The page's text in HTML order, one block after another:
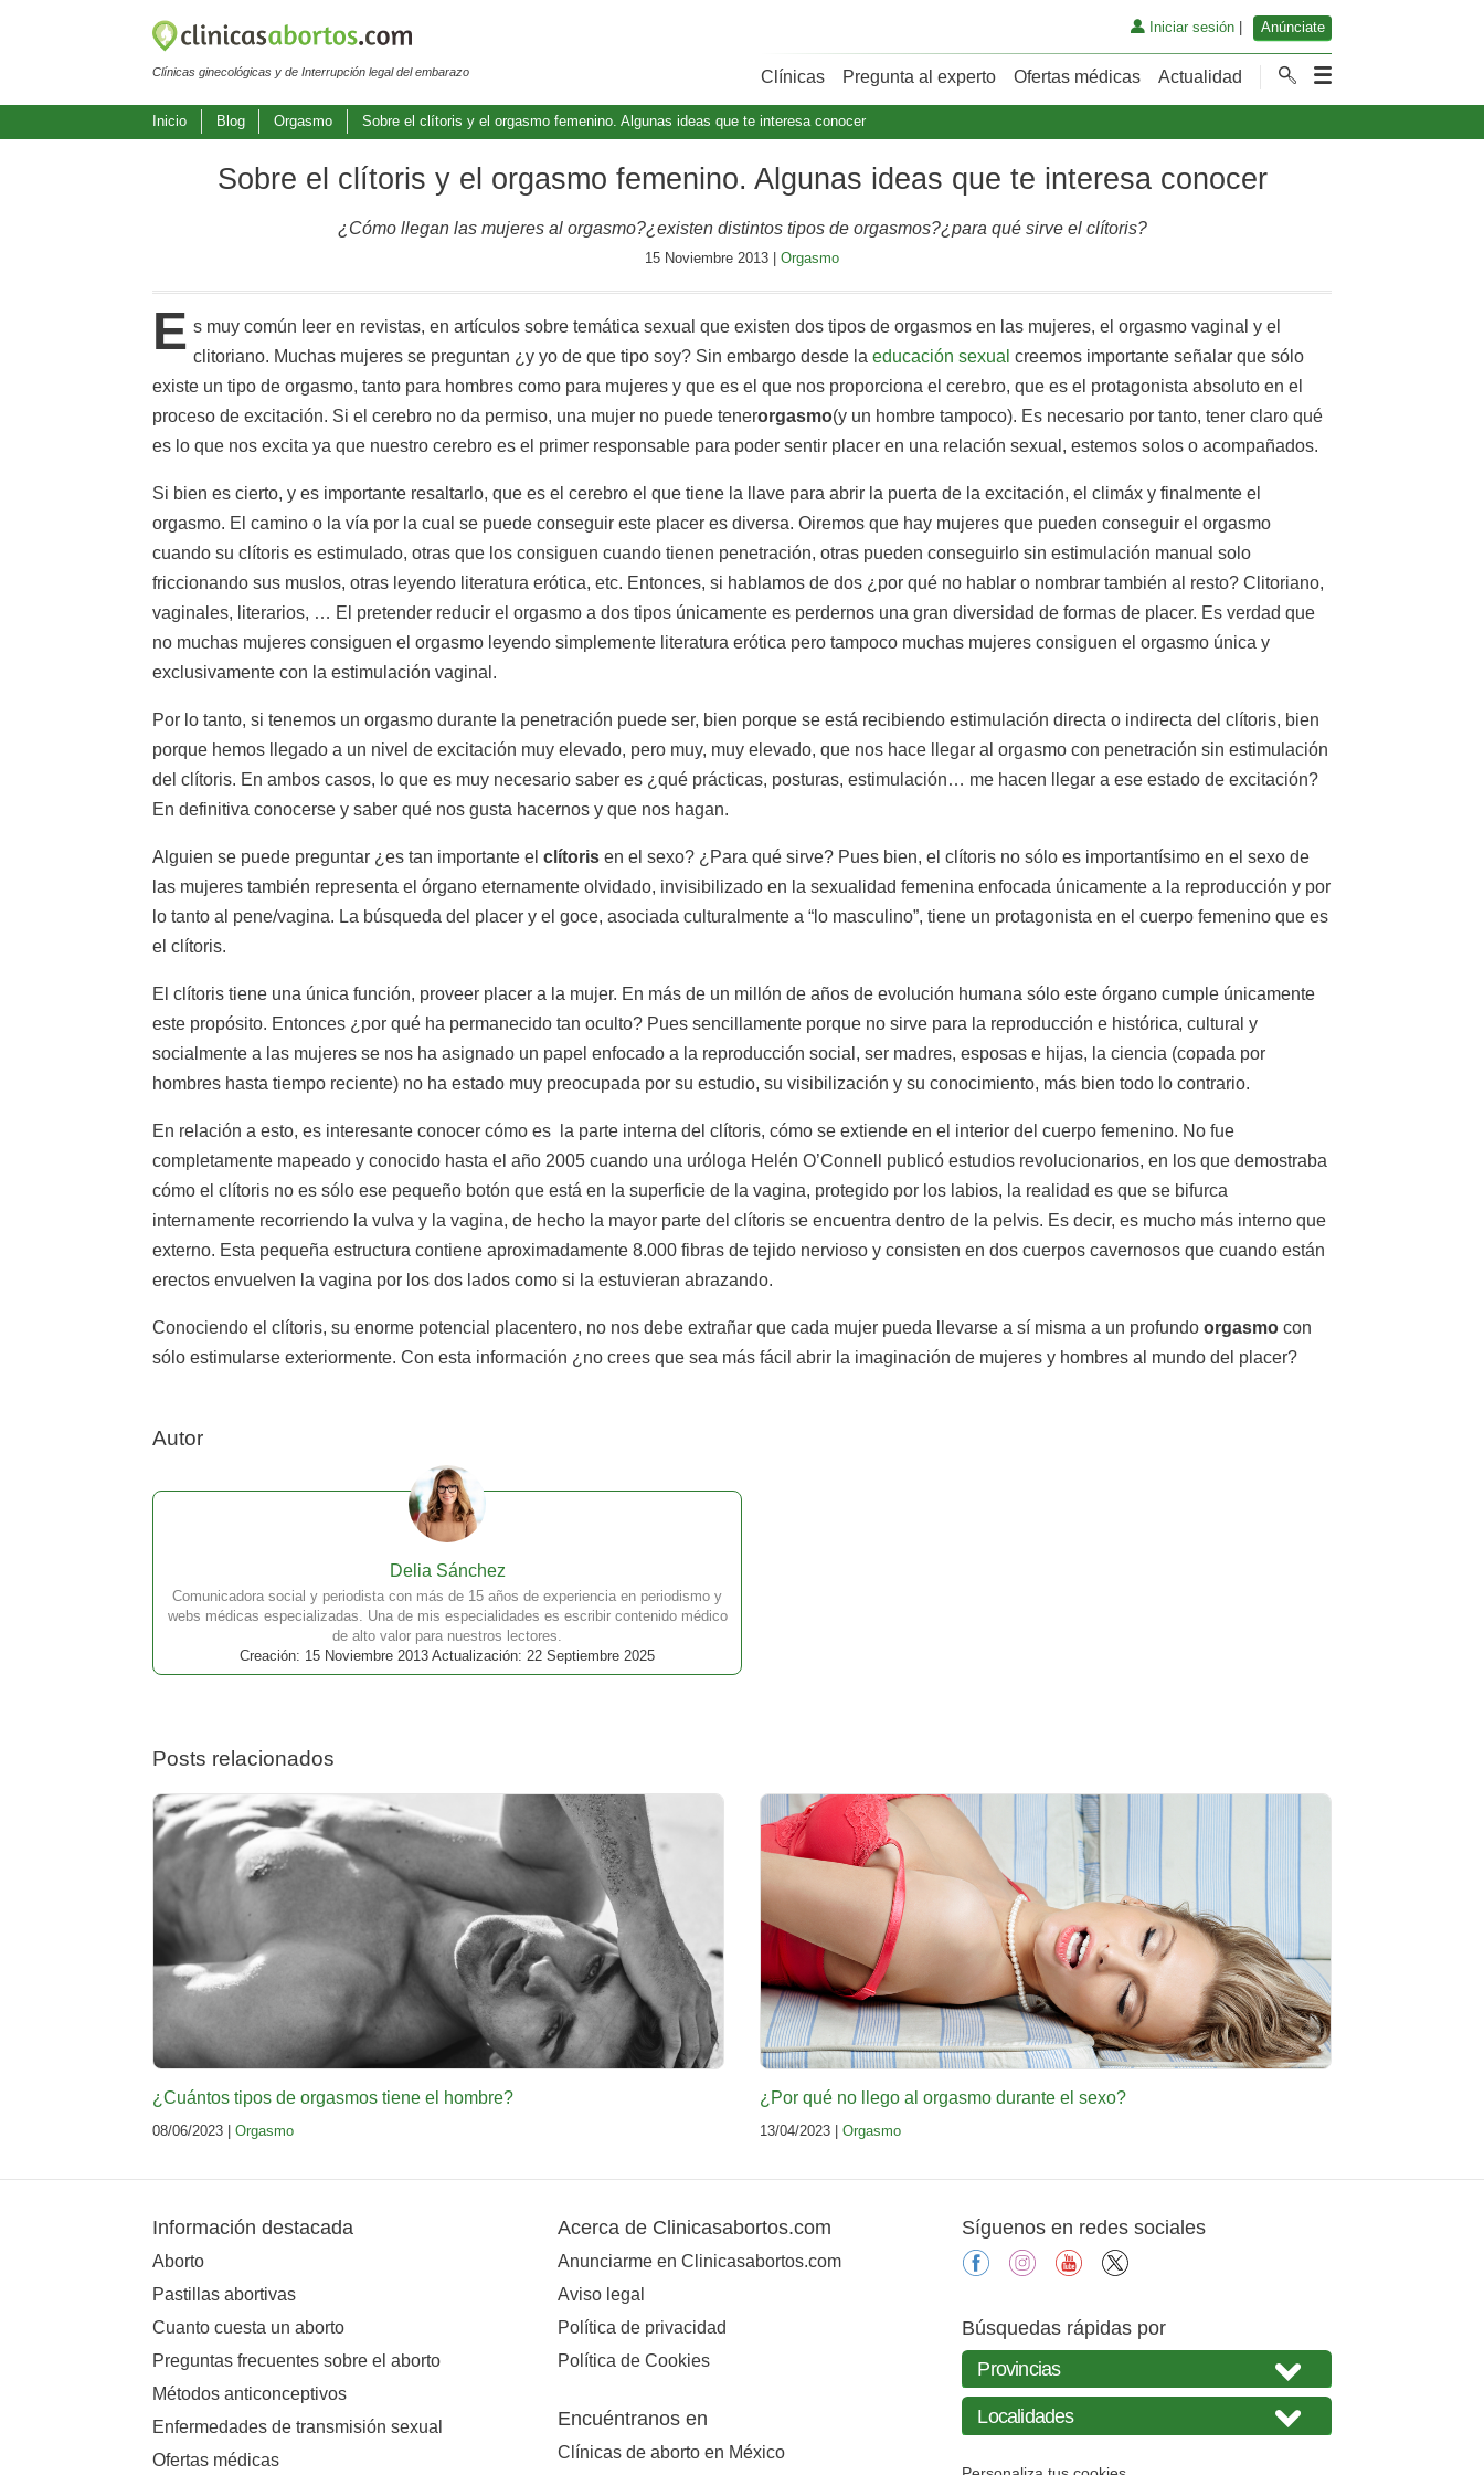
Clínicas ginecológicas y de Interrupción legal del embarazo
Iniciar sesión| Anúnciate
Clínicas Pregunta al experto Ofertas médicas Actualidad
Inicio Blog Orgasmo Sobre el clítoris y el orgasmo femenino. Algunas ideas que te interesa conocer
Sobre el clítoris y el orgasmo femenino. Algunas ideas que te interesa conocer
¿Cómo llegan las mujeres al orgasmo?¿existen distintos tipos de orgasmos?¿para qué sirve el clítoris?
15 Noviembre 2013 | Orgasmo
E s muy común leer en revistas, en artículos sobre temática sexual que existen dos tipos de orgasmos en las mujeres, el orgasmo vaginal y el
clitoriano. Muchas mujeres se preguntan ¿y yo de que tipo soy? Sin embargo desde la educación sexual creemos importante señalar que sólo
existe un tipo de orgasmo, tanto para hombres como para mujeres y que es el que nos proporciona el cerebro, que es el protagonista absoluto en el
proceso de excitación. Si el cerebro no da permiso, una mujer no puede tenerorgasmo(y un hombre tampoco). Es necesario por tanto, tener claro qué
es lo que nos excita ya que nuestro cerebro es el primer responsable para poder sentir placer en una relación sexual, estemos solos o acompañados.
Si bien es cierto, y es importante resaltarlo, que es el cerebro el que tiene la llave para abrir la puerta de la excitación, el climáx y finalmente el
orgasmo. El camino o la vía por la cual se puede conseguir este placer es diversa. Oiremos que hay mujeres que pueden conseguir el orgasmo
cuando su clítoris es estimulado, otras que los consiguen cuando tienen penetración, otras pueden conseguirlo sin estimulación manual solo
friccionando sus muslos, otras leyendo literatura erótica, etc. Entonces, si hablamos de dos ¿por qué no hablar o nombrar también al resto? Clitoriano,
vaginales, literarios, … El pretender reducir el orgasmo a dos tipos únicamente es perdernos una gran diversidad de formas de placer. Es verdad que
no muchas mujeres consiguen el orgasmo leyendo simplemente literatura erótica pero tampoco muchas mujeres consiguen el orgasmo única y
exclusivamente con la estimulación vaginal.
Por lo tanto, si tenemos un orgasmo durante la penetración puede ser, bien porque se está recibiendo estimulación directa o indirecta del clítoris, bien
porque hemos llegado a un nivel de excitación muy elevado, pero muy, muy elevado, que nos hace llegar al orgasmo con penetración sin estimulación
del clítoris. En ambos casos, lo que es muy necesario saber es ¿qué prácticas, posturas, estimulación… me hacen llegar a ese estado de excitación?
En definitiva conocerse y saber qué nos gusta hacernos y que nos hagan.
Alguien se puede preguntar ¿es tan importante el clítoris en el sexo? ¿Para qué sirve? Pues bien, el clítoris no sólo es importantísimo en el sexo de
las mujeres también representa el órgano eternamente olvidado, invisibilizado en la sexualidad femenina enfocada únicamente a la reproducción y por
lo tanto al pene/vagina. La búsqueda del placer y el goce, asociada culturalmente a “lo masculino”, tiene un protagonista en el cuerpo femenino que es
el clítoris.
El clítoris tiene una única función, proveer placer a la mujer. En más de un millón de años de evolución humana sólo este órgano cumple únicamente
este propósito. Entonces ¿por qué ha permanecido tan oculto? Pues sencillamente porque no sirve para la reproducción e histórica, cultural y
socialmente a las mujeres se nos ha asignado un papel enfocado a la reproducción social, ser madres, esposas e hijas, la ciencia (copada por
hombres hasta tiempo reciente) no ha estado muy preocupada por su estudio, su visibilización y su conocimiento, más bien todo lo contrario.
En relación a esto, es interesante conocer cómo es la parte interna del clítoris, cómo se extiende en el interior del cuerpo femenino. No fue
completamente mapeado y conocido hasta el año 2005 cuando una uróloga Helén O’Connell publicó estudios revolucionarios, en los que demostraba
cómo el clítoris no es sólo ese pequeño botón que está en la superficie de la vagina, protegido por los labios, la realidad es que se bifurca
internamente recorriendo la vulva y la vagina, de hecho la mayor parte del clítoris se encuentra dentro de la pelvis. Es decir, es mucho más interno que
externo. Esta pequeña estructura contiene aproximadamente 8.000 fibras de tejido nervioso y consisten en dos cuerpos cavernosos que cuando están
erectos envuelven la vagina por los dos lados como si la estuvieran abrazando.
Conociendo el clítoris, su enorme potencial placentero, no nos debe extrañar que cada mujer pueda llevarse a sí misma a un profundo orgasmo con
sólo estimularse exteriormente. Con esta información ¿no crees que sea más fácil abrir la imaginación de mujeres y hombres al mundo del placer?
Autor
Delia Sánchez
Comunicadora social y periodista con más de 15 años de experiencia en periodismo y
webs médicas especializadas. Una de mis especialidades es escribir contenido médico
de alto valor para nuestros lectores.
Creación: 15 Noviembre 2013 Actualización: 22 Septiembre 2025
Posts relacionados
¿Cuántos tipos de orgasmos tiene el hombre?
08/06/2023 | Orgasmo
¿Por qué no llego al orgasmo durante el sexo?
13/04/2023 | Orgasmo
Información destacada
Aborto
Pastillas abortivas
Cuanto cuesta un aborto
Preguntas frecuentes sobre el aborto
Métodos anticonceptivos
Enfermedades de transmisión sexual
Ofertas médicas
Acerca de Clinicasabortos.com
Anunciarme en Clinicasabortos.com
Aviso legal
Política de privacidad
Política de Cookies
Encuéntranos en
Clínicas de aborto en México
Síguenos en redes sociales
facebookinstagramyoutube
Búsquedas rápidas por